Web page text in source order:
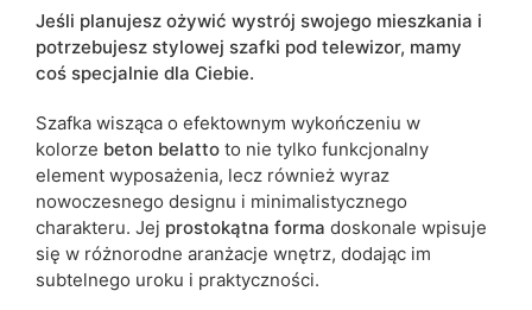
Kolorystyka beton
Typ szafki
ean13 5905723910894
Termin dostawy: 4 dni roboczych
Ze względu na proces produkcyjny i właściwości materiałów,
możliwe są tolerancje wymiarowe na poziomie +/- 2–3 cm.
Jeśli planujesz ożywić wystrój swojego mieszkania i
potrzebujesz stylowej szafki pod telewizor, mamy
coś specjalnie dla Ciebie.
Szafka wisząca o efektownym wykończeniu w
kolorze beton belatto to nie tylko funkcjonalny
element wyposażenia, lecz również wyraz
nowoczesnego designu i minimalistycznego
charakteru. Jej prostokątna forma doskonale wpisuje
się w różnorodne aranżacje wnętrz, dodając im
subtelnego uroku i praktyczności.